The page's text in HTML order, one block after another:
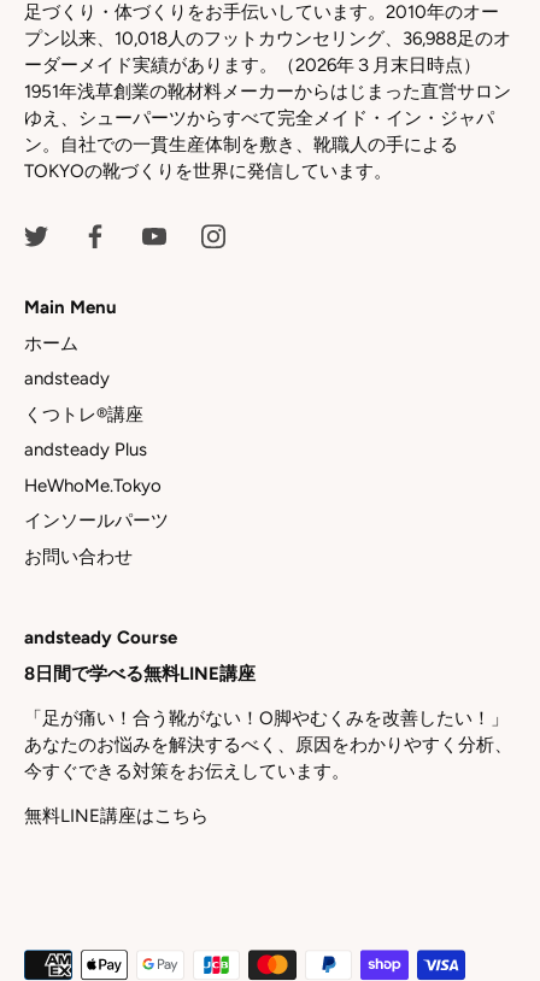
足づくり・体づくりをお手伝いしています。2010年のオー
プン以来、10,018人のフットカウンセリング、36,988足のオ
ーダーメイド実績があります。（2026年３月末日時点）
1951年浅草創業の靴材料メーカーからはじまった直営サロン
ゆえ、シューパーツからすべて完全メイド・イン・ジャパ
ン。自社での一貫生産体制を敷き、靴職人の手による
TOKYOの靴づくりを世界に発信しています。
Main Menu
ホーム
andsteady
くつトレ®講座
andsteady Plus
HeWhoMe.Tokyo
インソールパーツ
お問い合わせ
andsteady Course
8日間で学べる無料LINE講座
「足が痛い！合う靴がない！O脚やむくみを改善したい！」
あなたのお悩みを解決するべく、原因をわかりやすく分析、
今すぐできる対策をお伝えしています。
無料LINE講座はこちら